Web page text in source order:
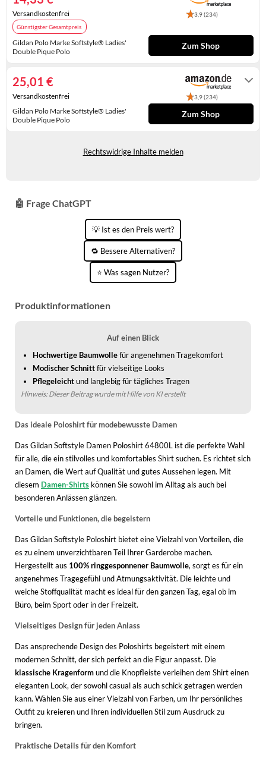
KINDERSCHUHE
LAUFSCHUHE
OUTDOOR-SCHUHE
PANTOLETTEN
SCHUHZUBEHÖR
STIEFEL
STIEFELETTEN
TREKKINGSANDALEN
WINTERSCHUHE
STRANDTASCHEN
TASCHEN-ZUBEHÖR
Gildan Polo Marke Softstyle® Ladies'
Double Pique Polo
3,9 (234)
Günstigster Gesamtpreis
Versandkostenfrei
Zum Shop
Gildan Polo Marke Softstyle® Ladies'
Double Pique Polo
3,9 (234)
25,01 €
Versandkostenfrei
Zum Shop
Rechtswidrige Inhalte melden
🤖 Frage ChatGPT
💡 Ist es den Preis wert?
🔁 Bessere Alternativen?
⭐ Was sagen Nutzer?
Produktinformationen
Auf einen Blick
Hochwertige Baumwollefür angenehmen Tragekomfort
Modischer Schnittfür vielseitige Looks
Pflegeleichtund langlebig für tägliches Tragen
Hinweis: Dieser Beitrag wurde mit Hilfe von KI erstellt
Das ideale Poloshirt für modebewusste Damen
Das Gildan Softstyle Damen Poloshirt 64800L ist die perfekte Wahl
für alle, die ein stilvolles und komfortables Shirt suchen. Es richtet sich
an Damen, die Wert auf Qualität und gutes Aussehen legen. Mit
diesem Damen-Shirts können Sie sowohl im Alltag als auch bei
besonderen Anlässen glänzen.
Vorteile und Funktionen, die begeistern
Das Gildan Softstyle Poloshirt bietet eine Vielzahl von Vorteilen, die
es zu einem unverzichtbaren Teil Ihrer Garderobe machen.
Hergestellt aus 100% ringgesponnener Baumwolle, sorgt es für ein
angenehmes Tragegefühl und Atmungsaktivität. Die leichte und
weiche Stoffqualität macht es ideal für den ganzen Tag, egal ob im
Büro, beim Sport oder in der Freizeit.
Vielseitiges Design für jeden Anlass
Das ansprechende Design des Poloshirts begeistert mit einem
modernen Schnitt, der sich perfekt an die Figur anpasst. Die
klassische Kragenformund die Knopfleiste verleihen dem Shirt einen
eleganten Look, der sowohl casual als auch schick getragen werden
kann. Wählen Sie aus einer Vielzahl von Farben, um Ihr persönliches
Outfit zu kreieren und Ihren individuellen Stil zum Ausdruck zu
bringen.
Praktische Details für den Komfort